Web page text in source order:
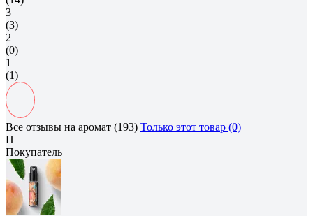
3
(3)
2
(0)
1
(1)
Все отзывы на аромат (193) Только этот товар (0)
П
Покупатель